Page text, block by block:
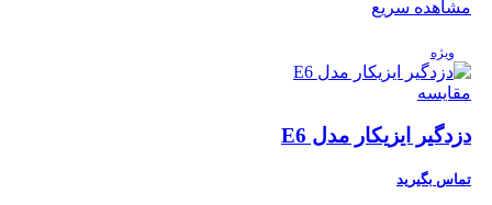
مشاهده سریع
ویژه
مقایسه
دزدگیر ایزیکار مدل E6
تماس بگیرید